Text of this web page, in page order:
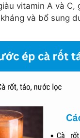
vitamin A và C,
và bổ sung